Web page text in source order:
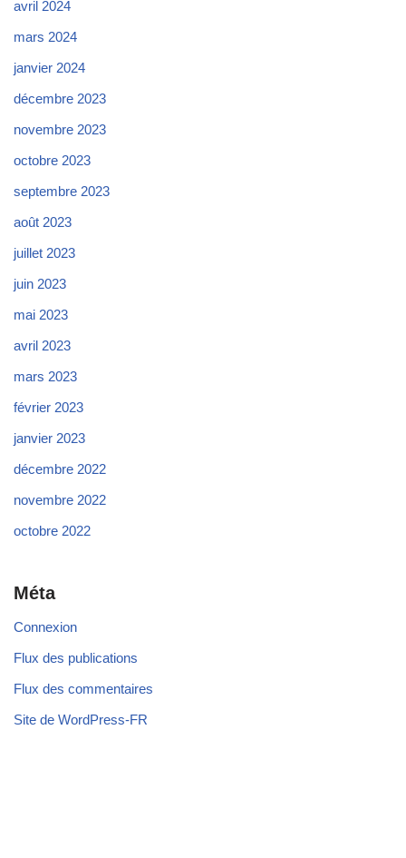
avril 2024
mars 2024
janvier 2024
décembre 2023
novembre 2023
octobre 2023
septembre 2023
août 2023
juillet 2023
juin 2023
mai 2023
avril 2023
mars 2023
février 2023
janvier 2023
décembre 2022
novembre 2022
octobre 2022
Méta
Connexion
Flux des publications
Flux des commentaires
Site de WordPress-FR